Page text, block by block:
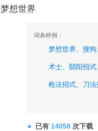
梦想世界
词条样例：
梦想世界、 搜狗
术士、 阴阳招式
枪法招式、 刀法
已有 14058 次下载